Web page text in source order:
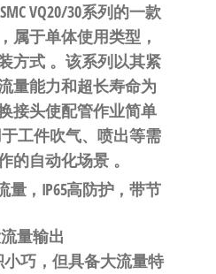
SMC VQ20/30系列的一款
，属于单体使用类型，
方式 。该系列以其紧
量能力和超长寿命为
接头使配管作业简单
工件吹气、喷出等需
的自动化场景 。
量，IP65高防护，带节
量输出
巧，但具备大流量特